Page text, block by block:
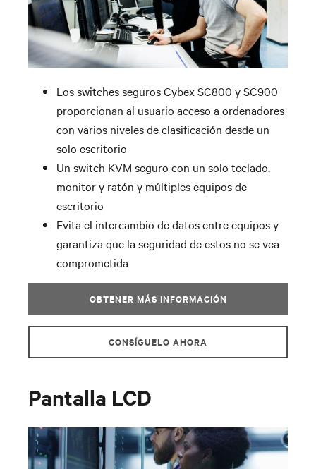
Los switches seguros Cybex SC800 y SC900
proporcionan al usuario acceso a ordenadores
con varios niveles de clasificación desde un
solo escritorio
Un switch KVM seguro con un solo teclado,
monitor y ratón y múltiples equipos de
escritorio
Evita el intercambio de datos entre equipos y
garantiza que la seguridad de estos no se vea
comprometida
OBTENER MÁS INFORMACIÓN
CONSÍGUELO AHORA
Pantalla LCD